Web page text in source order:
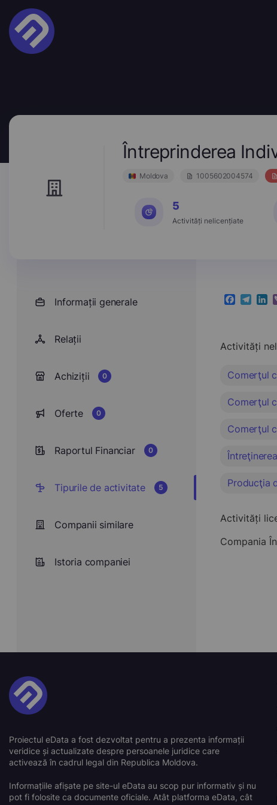
Întreprinderea
Moldova 1005602004574
5
Activități nelicențiate
Informații generale
Relații
Achiziții 0
Oferte 0
Raportul Financiar 0
Tipurile de activitate 5
Companii similare
Istoria companiei
Facebook
Activități
Comerţul
Comerţul
Comerţul
Producţia
Activități
Compania
Proiectul eData a fost dezvoltat pentru a prezenta informații
veridice și actualizate despre persoanele juridice care
activează în cadrul legal din Republica Moldova.
Informațiile afișate pe site-ul eData au scop pur informativ și nu
pot fi folosite ca documente oficiale. Atât platforma eData, cât